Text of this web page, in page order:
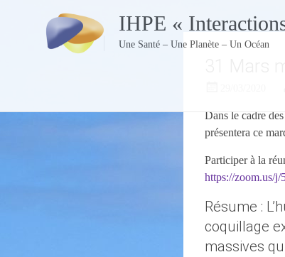
IHPE «
Une Santé – Une Planète – Un Océan
Dans le cadre
présentera ce
Participer à la
https://zoom.us/j/
Résume :
coquillage
massives